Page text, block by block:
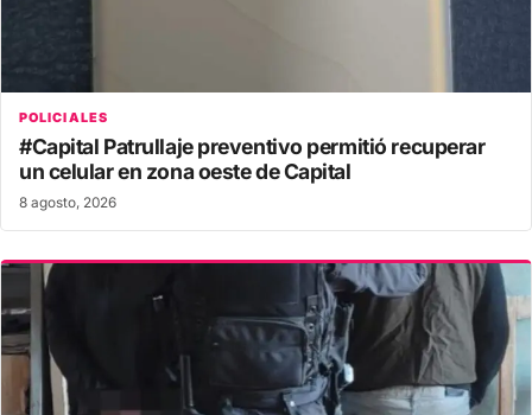
POLICIALES
#Capital Patrullaje preventivo permitió recuperar
un celular en zona oeste de Capital
8 agosto, 2026